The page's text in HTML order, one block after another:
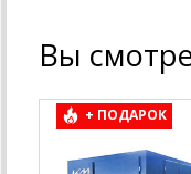
Вы
+ ПОДАРОК